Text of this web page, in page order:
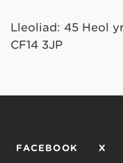
Lleoliad: 45 Heol
CF14 3JP
FACEBOOK X